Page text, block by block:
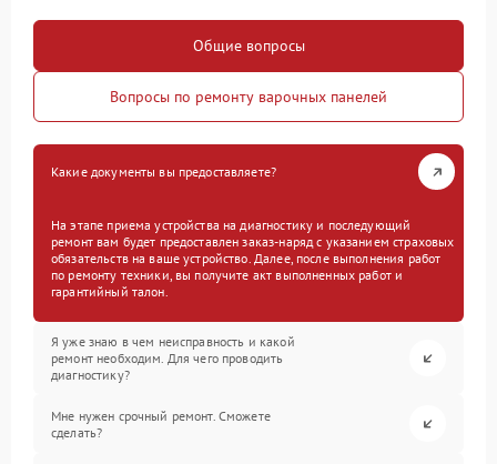
Общие вопросы
Вопросы по ремонту варочных панелей
Какие документы вы предоставляете?
На этапе приема устройства на диагностику и последующий
ремонт вам будет предоставлен заказ-наряд с указанием страховых
обязательств на ваше устройство. Далее, после выполнения работ
по ремонту техники, вы получите акт выполненных работ и
гарантийный талон.
Я уже знаю в чем неисправность и какой
ремонт необходим. Для чего проводить
диагностику?
Мне нужен срочный ремонт. Сможете
сделать?